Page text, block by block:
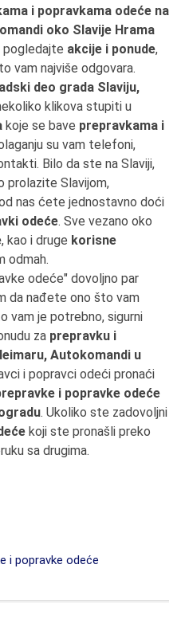
i popravkama odeće na
oko Slavije Hrama
pogledajte akcije i ponude,
vam najviše odgovara.
deo grada Slaviju,
klikova stupiti u
koje se bave prepravkama i
su vam telefoni,
Bilo da ste na Slaviji,
prolazite Slavijom,
nas ćete jednostavno doći
odeće. Sve vezano oko
, kao i druge korisne
odmah.
odeće" dovoljno par
da nađete ono što vam
vam je potrebno, sigurni
za prepravku i
Autokomandi u
i popravci odeći pronaći
i popravke odeće
. Ukoliko ste zadovoljni
koji ste pronašli preko
sa drugima.
i popravke odeće